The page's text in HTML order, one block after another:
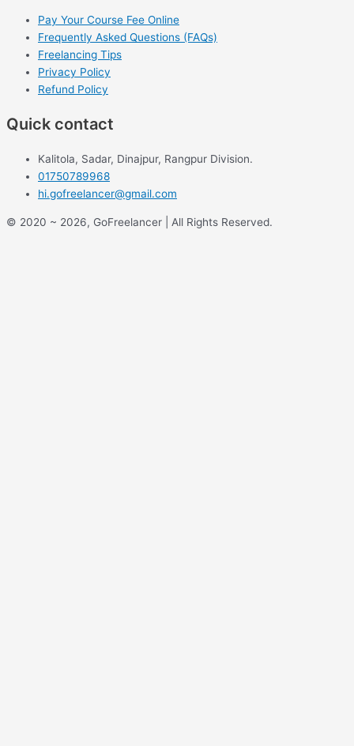
Pay Your Course Fee Online
Frequently Asked Questions (FAQs)
Freelancing Tips
Privacy Policy
Refund Policy
Quick contact
Kalitola, Sadar, Dinajpur, Rangpur Division.
01750789968
hi.gofreelancer@gmail.com
© 2020 ~ 2026, GoFreelancer | All Rights Reserved.